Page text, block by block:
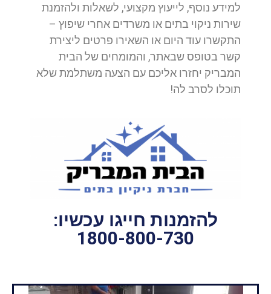
למידע נוסף, לייעוץ מקצועי, לשאלות ולהזמנת
שירות ניקוי בתים או משרדים אחרי שיפוץ –
התקשרו עוד היום או השאירו פרטים ליצירת
קשר בטופס שבאתר, והמומחים של הבית
המבריק יחזרו אליכם עם הצעה משתלמת שלא
תוכלו לסרב לה!
להזמנות חייגו עכשיו:
1800-800-730